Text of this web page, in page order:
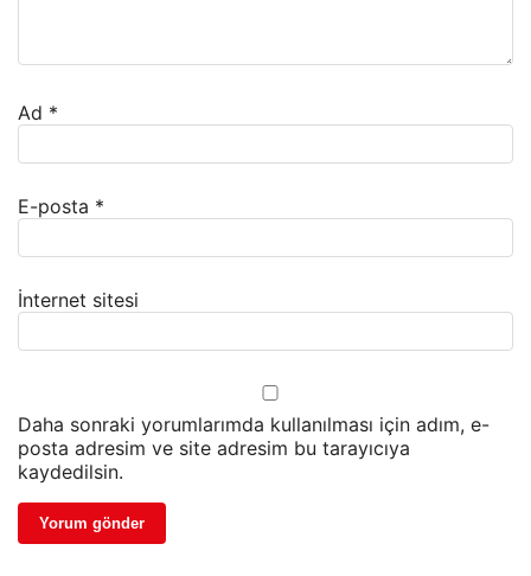
Ad *
E-posta *
İnternet sitesi
Daha sonraki yorumlarımda kullanılması için adım, e-
posta adresim ve site adresim bu tarayıcıya
kaydedilsin.